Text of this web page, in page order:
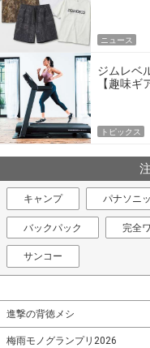
ニュース
ジムレベ
【趣味ギ
トピックス
キャンプ パナソニ
バックパック 完全
サンコー
進撃の背徳メシ
梅雨モノグランプリ2026